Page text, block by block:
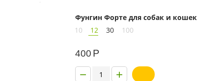
Фунгин Форте для собак и кошек
10
12 30 100
400 Р
+
−